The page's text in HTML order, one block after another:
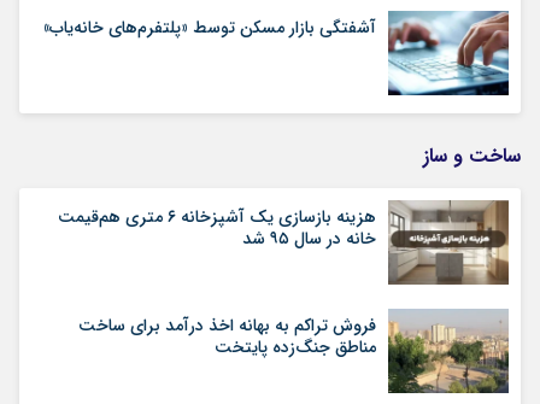
آشفتگی بازار مسکن توسط «پلتفرم‌های خانه‌یاب»
ساخت و ساز
هزینه بازسازی یک آشپزخانه ۶ متری هم‌قیمت
خانه در سال ۹۵ شد
فروش تراکم به بهانه اخذ درآمد برای ساخت
مناطق جنگ‌زده پایتخت